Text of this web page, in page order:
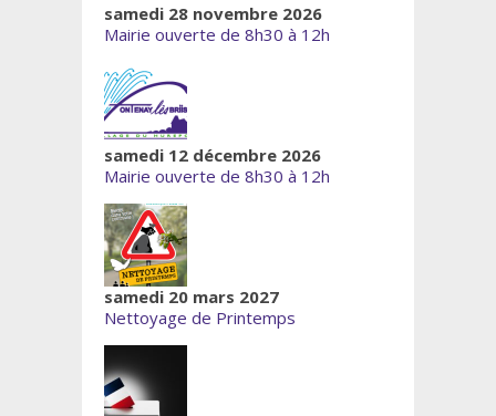
samedi 28 novembre 2026
Mairie ouverte de 8h30 à 12h
samedi 12 décembre 2026
Mairie ouverte de 8h30 à 12h
samedi 20 mars 2027
Nettoyage de Printemps